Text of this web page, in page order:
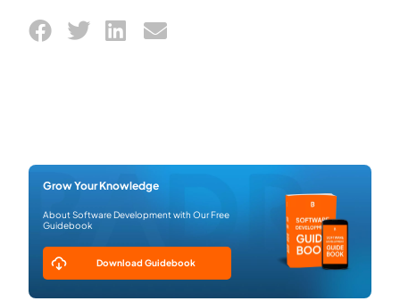
Grow Your Knowledge
About Software Development with Our Free
Guidebook
Download Guidebook